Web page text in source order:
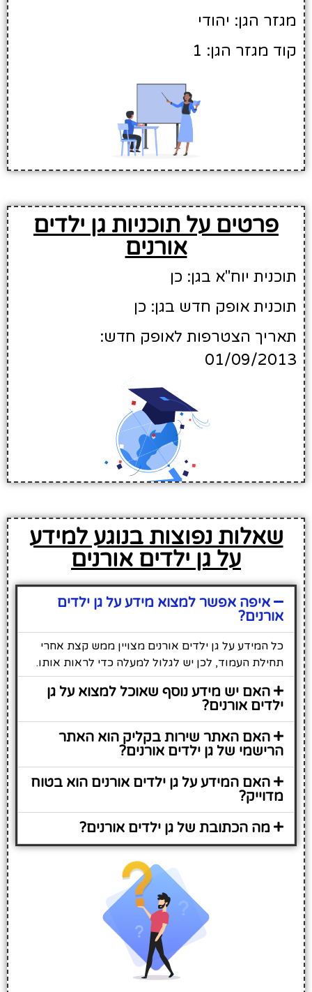
מגזר הגן: יהודי
קוד מגזר הגן: 1
פרטים על תוכניות גן ילדים
אורנים
תוכנית יוח"א בגן: כן
תוכנית אופק חדש בגן: כן
תאריך הצטרפות לאופק חדש:
01/09/2013
שאלות נפוצות בנוגע למידע
על גן ילדים אורנים
איפה אפשר למצוא מידע על גן ילדים
אורנים?
כל המידע על גן ילדים אורנים מצויין ממש קצת אחרי
תחילת העמוד, לכן יש לגלול למעלה כדי לראות אותו.
האם יש מידע נוסף שאוכל למצוא על גן
ילדים אורנים?
האם האתר שירות בקליק הוא האתר
הרישמי של גן ילדים אורנים?
האם המידע על גן ילדים אורנים הוא בטוח
מדוייק?
מה הכתובת של גן ילדים אורנים?